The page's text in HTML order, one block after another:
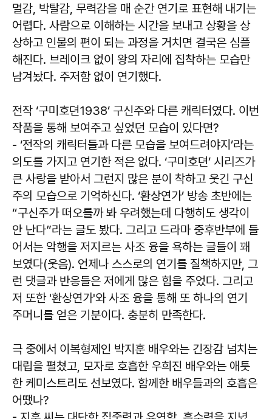
멸감, 박탈감, 무력감을 매 순간 연기로 표현해 내기는
어렵다. 사람으로 이해하는 시간을 보내고 상황을 상
상하고 인물의 편이 되는 과정을 거치면 결국은 심플
해진다. 브레이크 없이 왕의 자리에 집착하는 모습만
남겨놨다. 주저함 없이 연기했다.
전작 ‘구미호뎐1938’ 구신주와 다른 캐릭터였다. 이번
작품을 통해 보여주고 싶었던 모습이 있다면?
- ‘전작의 캐릭터들과 다른 모습을 보여드려야지’라는
의도를 가지고 연기한 적은 없다. ‘구미호뎐’ 시리즈가
큰 사랑을 받아서 그런지 많은 분이 착하고 웃긴 구신
주의 모습으로 기억하신다. ‘환상연가’ 방송 초반에는
“구신주가 떠오를까 봐 우려했는데 다행히도 생각이
안 난다”라는 글도 봤다. 그리고 드라마 중후반부에 들
어서는 악행을 저지르는 사조 융을 욕하는 글들이 꽤
보였다(웃음). 언제나 스스로의 연기를 질책하지만, 그
런 댓글과 반응들은 저에게 많은 힘을 주었다. 그리고
저 또한 '환상연가'와 사조 융을 통해 또 하나의 연기
주머니를 얻은 기분이다. 충분히 만족한다.
극 중에서 이복형제인 박지훈 배우와는 긴장감 넘치는
대립을 펼쳤고, 모자로 호흡한 우희진 배우와는 애틋
한 케미스트리도 선보였다. 함께한 배우들과의 호흡은
어땠나?